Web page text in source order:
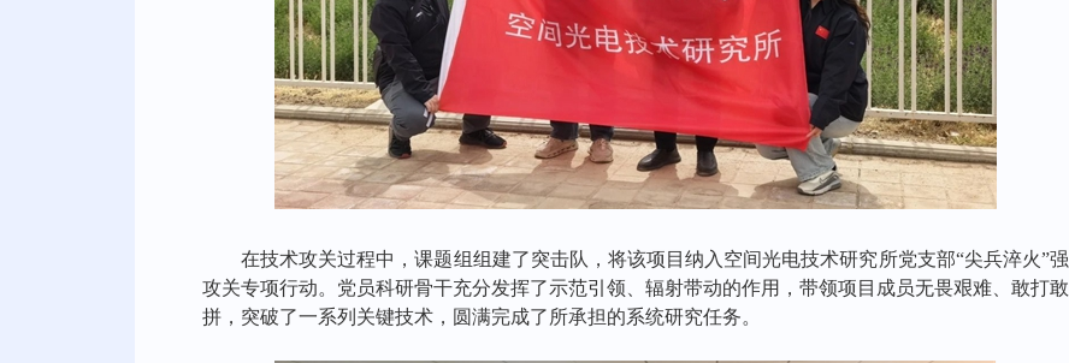
在技术攻关过程中，课题组组建了突击队，将该项目纳入空间光电技术研究所党支部“尖兵淬火”强
攻关专项行动。党员科研骨干充分发挥了示范引领、辐射带动的作用，带领项目成员无畏艰难、敢打敢
拼，突破了一系列关键技术，圆满完成了所承担的系统研究任务。